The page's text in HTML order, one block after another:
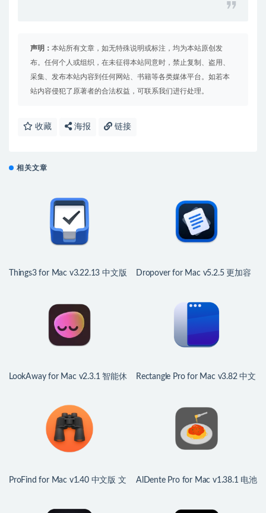
声明： 本站所有文章，如无特殊说明或标注，均为本站原创发
布。任何个人或组织，在未征得本站同意时，禁止复制、盗用、
采集、发布本站内容到任何网站、书籍等各类媒体平台。如若本
站内容侵犯了原著者的合法权益，可联系我们进行处理。
收藏 海报 链接
相关文章
Things3 for Mac v3.22.13 中文版
Dropover for Mac v5.2.5 更加容
LookAway for Mac v2.3.1 智能休
Rectangle Pro for Mac v3.82 中文
ProFind for Mac v1.40 中文版 文
AlDente Pro for Mac v1.38.1 电池